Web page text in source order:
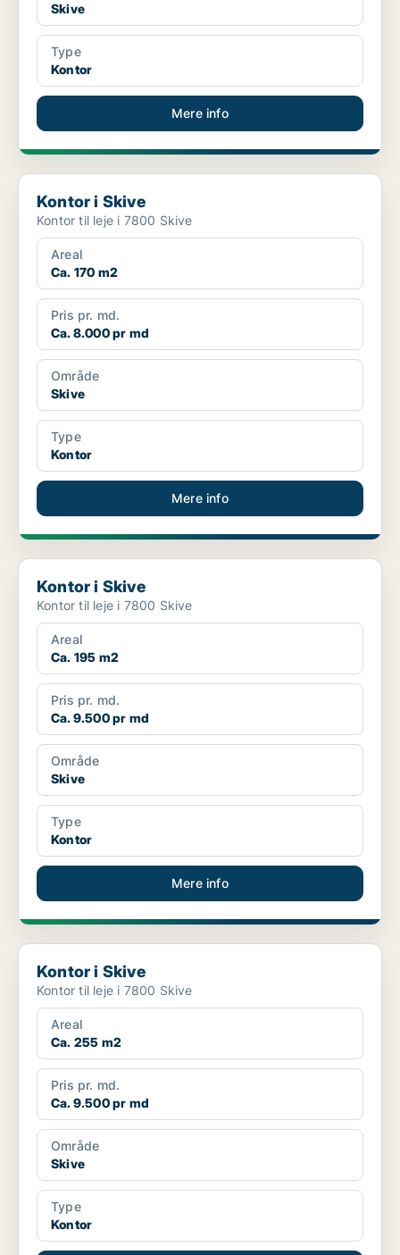
Skive
Type
Kontor
Mere info
Kontor i Skive
Kontor i Skive
Kontor til leje i 7800 Skive
Areal
Ca. 170 m2
Pris pr. md.
Ca. 8.000 pr md
Område
Skive
Type
Kontor
Mere info
Kontor i Skive
Kontor i Skive
Kontor til leje i 7800 Skive
Areal
Ca. 195 m2
Pris pr. md.
Ca. 9.500 pr md
Område
Skive
Type
Kontor
Mere info
Kontor i Skive
Kontor i Skive
Kontor til leje i 7800 Skive
Areal
Ca. 255 m2
Pris pr. md.
Ca. 9.500 pr md
Område
Skive
Type
Kontor